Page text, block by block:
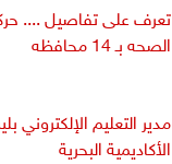
تعرف على تفاصيل ....
الصحه بـ 14 محافظه
مدير التعليم الإلكتروني
الأكاديمية البحرية